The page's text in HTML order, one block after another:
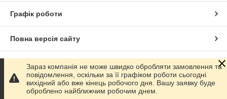
Графік роботи
Повна версія сайту
Сайт створено на маркетплейсі Prom.ua
Політика конфіденційності
Зараз компанія не може швидко обробляти замовлення та
повідомлення, оскільки за її графіком роботи сьогодні
вихідний або вже кінець робочого дня. Вашу заявку буде
оброблено найближчим робочим днем.